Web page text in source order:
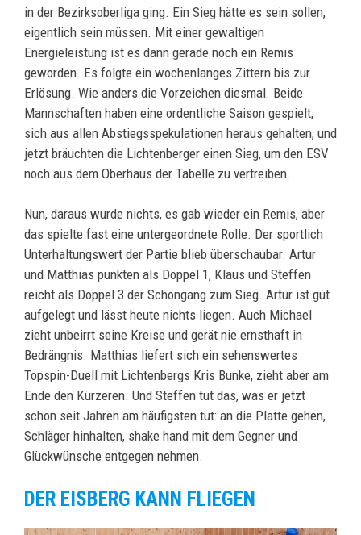
in der Bezirksoberliga ging. Ein Sieg hätte es sein sollen,
eigentlich sein müssen. Mit einer gewaltigen
Energieleistung ist es dann gerade noch ein Remis
geworden. Es folgte ein wochenlanges Zittern bis zur
Erlösung. Wie anders die Vorzeichen diesmal. Beide
Mannschaften haben eine ordentliche Saison gespielt,
sich aus allen Abstiegsspekulationen heraus gehalten, und
jetzt bräuchten die Lichtenberger einen Sieg, um den ESV
noch aus dem Oberhaus der Tabelle zu vertreiben.
Nun, daraus wurde nichts, es gab wieder ein Remis, aber
das spielte fast eine untergeordnete Rolle. Der sportlich
Unterhaltungswert der Partie blieb überschaubar. Artur
und Matthias punkten als Doppel 1, Klaus und Steffen
reicht als Doppel 3 der Schongang zum Sieg. Artur ist gut
aufgelegt und lässt heute nichts liegen. Auch Michael
zieht unbeirrt seine Kreise und gerät nie ernsthaft in
Bedrängnis. Matthias liefert sich ein sehenswertes
Topspin-Duell mit Lichtenbergs Kris Bunke, zieht aber am
Ende den Kürzeren. Und Steffen tut das, was er jetzt
schon seit Jahren am häufigsten tut: an die Platte gehen,
Schläger hinhalten, shake hand mit dem Gegner und
Glückwünsche entgegen nehmen.
DER EISBERG KANN FLIEGEN